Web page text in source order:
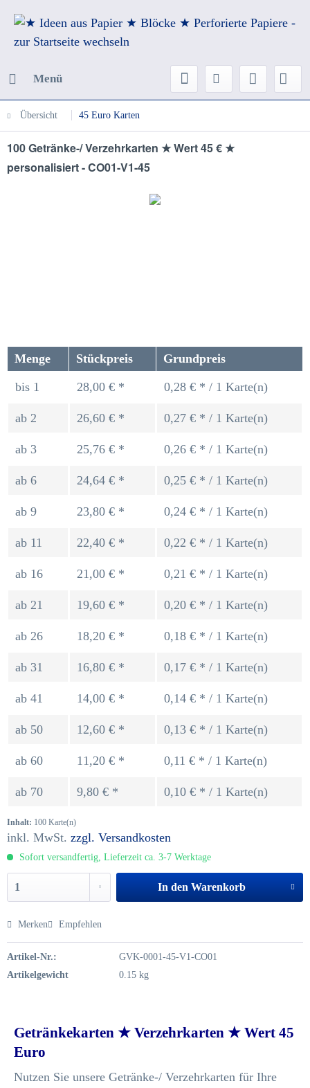
Menü
Übersicht 45 Euro Karten
100 Getränke-/ Verzehrkarten ★ Wert 45 € ★
personalisiert - CO01-V1-45
Menge Stückpreis Grundpreis
bis 1 28,00 € * 0,28 € * / 1 Karte(n)
ab 2 26,60 € * 0,27 € * / 1 Karte(n)
ab 3 25,76 € * 0,26 € * / 1 Karte(n)
ab 6 24,64 € * 0,25 € * / 1 Karte(n)
ab 9 23,80 € * 0,24 € * / 1 Karte(n)
ab 11 22,40 € * 0,22 € * / 1 Karte(n)
ab 16 21,00 € * 0,21 € * / 1 Karte(n)
ab 21 19,60 € * 0,20 € * / 1 Karte(n)
ab 26 18,20 € * 0,18 € * / 1 Karte(n)
ab 31 16,80 € * 0,17 € * / 1 Karte(n)
ab 41 14,00 € * 0,14 € * / 1 Karte(n)
ab 50 12,60 € * 0,13 € * / 1 Karte(n)
ab 60 11,20 € * 0,11 € * / 1 Karte(n)
ab 70 9,80 € * 0,10 € * / 1 Karte(n)
Inhalt: 100 Karte(n)
inkl. MwSt. zzgl. Versandkosten
Sofort versandfertig, Lieferzeit ca. 3-7 Werktage
In den Warenkorb
Merken Empfehlen
Artikel-Nr.:
GVK-0001-45-V1-CO01
Artikelgewicht
0.15 kg
Getränkekarten ★ Verzehrkarten ★ Wert 45
Euro
Nutzen Sie unsere Getränke-/ Verzehrkarten für Ihre